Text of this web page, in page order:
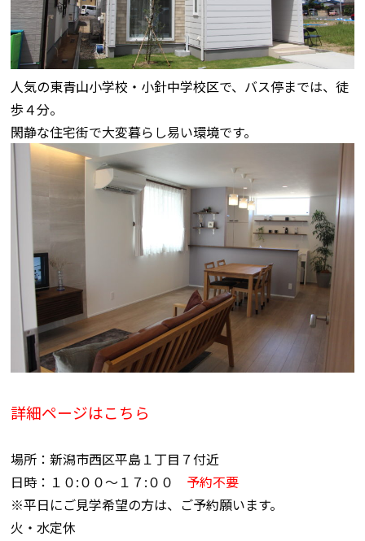
人気の東青山小学校・小針中学校区で、バス停までは、徒
歩４分。
閑静な住宅街で大変暮らし易い環境です。
詳細ページはこちら
場所：新潟市西区平島１丁目７付近
日時：１０:００～１７:００ 予約不要
※平日にご見学希望の方は、ご予約願います。
火・水定休